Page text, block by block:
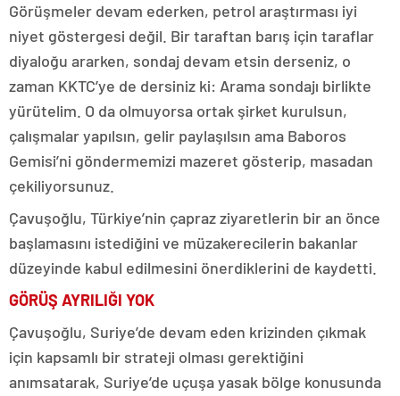
Görüşmeler devam ederken, petrol araştırması iyi
niyet göstergesi değil. Bir taraftan barış için taraflar
diyaloğu ararken, sondaj devam etsin derseniz, o
zaman KKTC’ye de dersiniz ki: Arama sondajı birlikte
yürütelim. O da olmuyorsa ortak şirket kurulsun,
çalışmalar yapılsın, gelir paylaşılsın ama Baboros
Gemisi’ni göndermemizi mazeret gösterip, masadan
çekiliyorsunuz.
Çavuşoğlu, Türkiye’nin çapraz ziyaretlerin bir an önce
başlamasını istediğini ve müzakerecilerin bakanlar
düzeyinde kabul edilmesini önerdiklerini de kaydetti.
GÖRÜŞ AYRILIĞI YOK
Çavuşoğlu, Suriye’de devam eden krizinden çıkmak
için kapsamlı bir strateji olması gerektiğini
anımsatarak, Suriye’de uçuşa yasak bölge konusunda